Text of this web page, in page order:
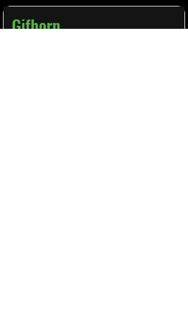
Gifhorn